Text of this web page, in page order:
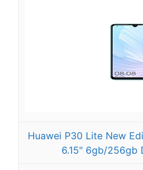
Huawei P30 Lite New
6.15" 6gb/256gb